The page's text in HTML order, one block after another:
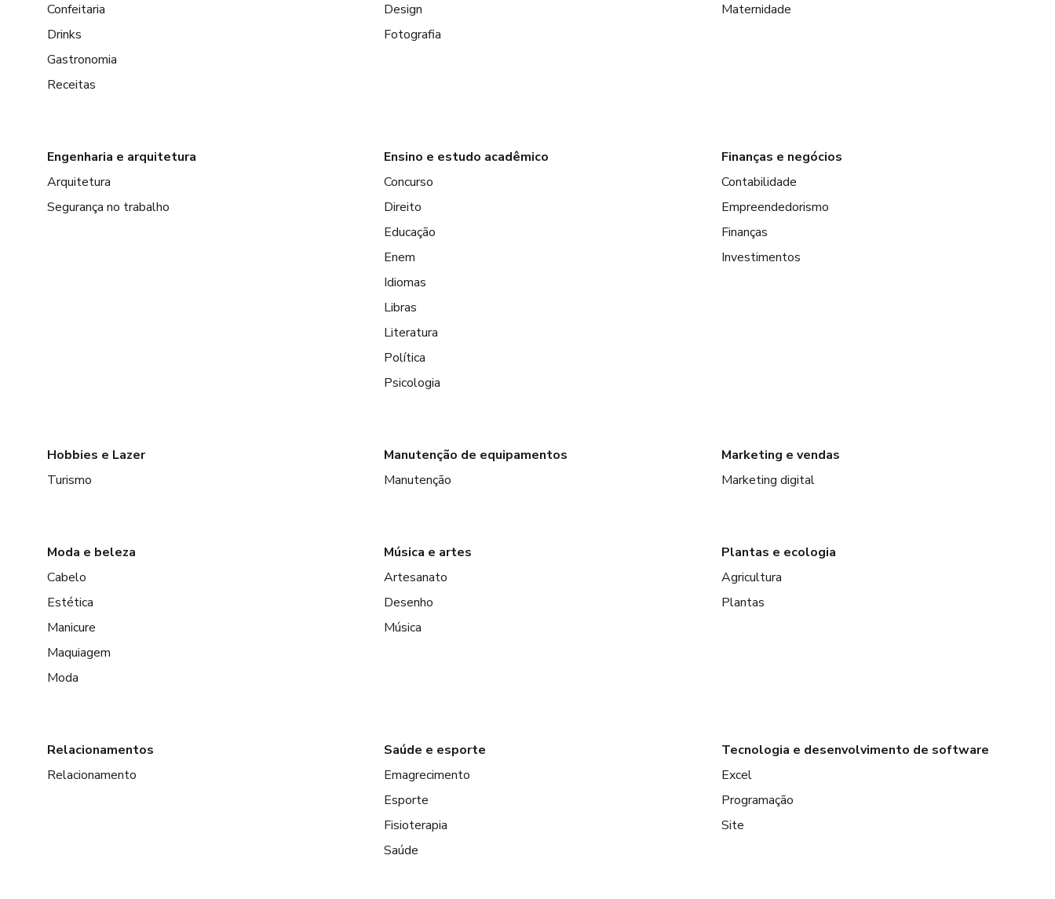
Confeitaria
Drinks
Gastronomia
Receitas
Design
Fotografia
Maternidade
Engenharia e arquitetura
Arquitetura
Segurança no trabalho
Ensino e estudo acadêmico
Concurso
Direito
Educação
Enem
Idiomas
Libras
Literatura
Política
Psicologia
Finanças e negócios
Contabilidade
Empreendedorismo
Finanças
Investimentos
Hobbies e Lazer
Turismo
Manutenção de equipamentos
Manutenção
Marketing e vendas
Marketing digital
Moda e beleza
Cabelo
Estética
Manicure
Maquiagem
Moda
Música e artes
Artesanato
Desenho
Música
Plantas e ecologia
Agricultura
Plantas
Relacionamentos
Relacionamento
Saúde e esporte
Emagrecimento
Esporte
Fisioterapia
Saúde
Tecnologia e desenvolvimento de software
Excel
Programação
Site